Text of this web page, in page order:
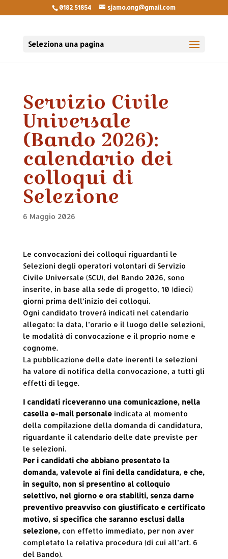
0182 51854 sjamo.ong@gmail.com
Seleziona una pagina
Servizio Civile
Universale
(Bando 2026):
calendario dei
colloqui di
Selezione
6 Maggio 2026
Le convocazioni dei colloqui riguardanti le
Selezioni degli operatori volontari di Servizio
Civile Universale (SCU), del Bando 2026, sono
inserite, in base alla sede di progetto, 10 (dieci)
giorni prima dell’inizio dei colloqui.
Ogni candidato troverà indicati nel calendario
allegato: la data, l’orario e il luogo delle selezioni,
le modalità di convocazione e il proprio nome e
cognome.
La pubblicazione delle date inerenti le selezioni
ha valore di notifica della convocazione, a tutti gli
effetti di legge.
I candidati riceveranno una comunicazione, nella
casella e-mail personaleindicata al momento
della compilazione della domanda di candidatura,
riguardante il calendario delle date previste per
le selezioni.
Per i candidati che abbiano presentato la
domanda, valevole ai fini della candidatura, e che,
in seguito, non si presentino al colloquio
selettivo, nel giorno e ora stabiliti, senza darne
preventivo preavviso con giustificato e certificato
motivo, si specifica che saranno esclusi dalla
selezione,con effetto immediato, per non aver
completato la relativa procedura (di cui all’art. 6
del Bando).